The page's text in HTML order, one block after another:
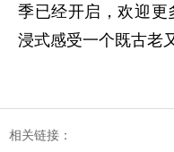
季已经开启，欢迎
浸式感受一个既古老
相关链接：